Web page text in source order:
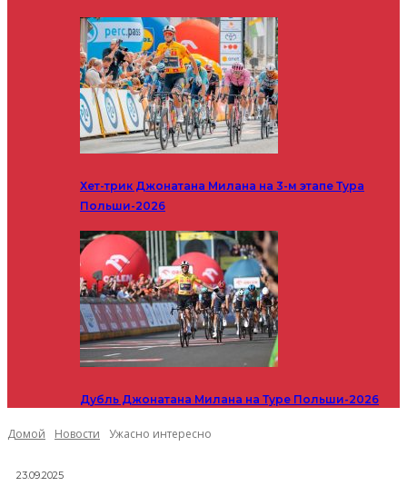
Хет-трик Джонатана Милана на 3-м этапе Тура
Польши-2026
Дубль Джонатана Милана на Туре Польши-2026
Домой Новости Ужасно интересно
23.09.2025